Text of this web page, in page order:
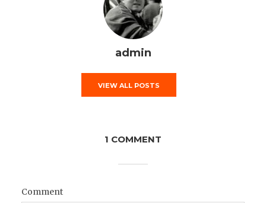
admin
VIEW ALL POSTS
1 COMMENT
Comment